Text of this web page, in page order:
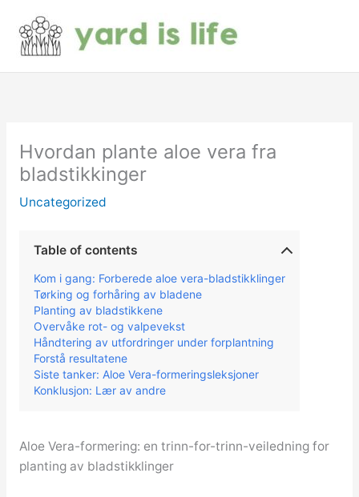
rett
innholdet
Hvordan plante aloe vera fra
bladstikkinger
Uncategorized
Table of contents
Kom i gang: Forberede aloe vera-bladstikklinger
Tørking og forhåring av bladene
Planting av bladstikkene
Overvåke rot- og valpevekst
Håndtering av utfordringer under forplantning
Forstå resultatene
Siste tanker: Aloe Vera-formeringsleksjoner
Konklusjon: Lær av andre
Aloe Vera-formering: en trinn-for-trinn-veiledning for
planting av bladstikklinger